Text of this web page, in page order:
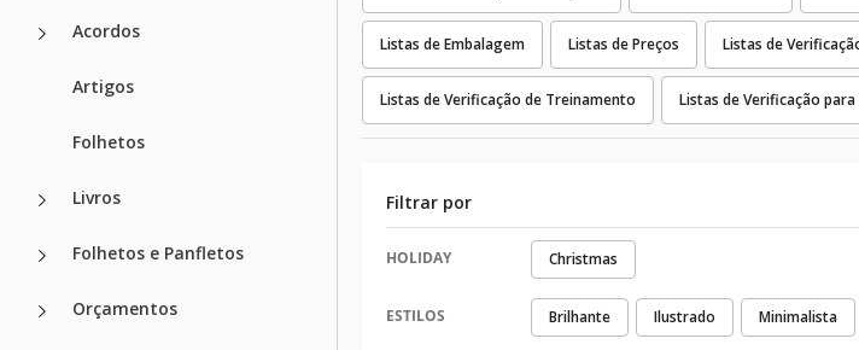
Acordos
Artigos
Folhetos
Livros
Folhetos e Panfletos
Orçamentos
Listas de Embalagem Listas de Preços Listas de
Listas de Verificação de Treinamento Listas de Verificação
Filtrar por
HOLIDAY Christmas
ESTILOS Brilhante Ilustrado Minimalista